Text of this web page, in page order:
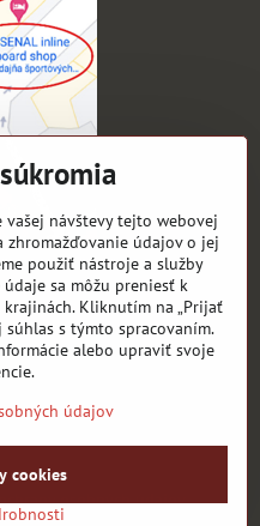
prví:
osobných údajov
vašej návštevy tejto webovej
údajov o jej
použiť nástroje a služby
sa môžu preniesť k
krajinách. Kliknutím na „Prijať
s týmto spracovaním.
alebo upraviť svoje
údajov
cookies